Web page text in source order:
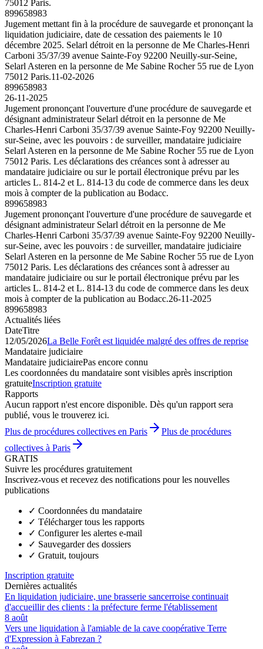
75012 Paris.
899658983
Jugement mettant fin à la procédure de sauvegarde et prononçant la
liquidation judiciaire, date de cessation des paiements le 10
décembre 2025. Selarl détroit en la personne de Me Charles-Henri
Carboni 35/37/39 avenue Sainte-Foy 92200 Neuilly-sur-Seine,
Selarl Asteren en la personne de Me Sabine Rocher 55 rue de Lyon
75012 Paris.11-02-2026
899658983
26-11-2025
Jugement prononçant l'ouverture d'une procédure de sauvegarde et
désignant administrateur Selarl détroit en la personne de Me
Charles-Henri Carboni 35/37/39 avenue Sainte-Foy 92200 Neuilly-
sur-Seine, avec les pouvoirs : de surveiller, mandataire judiciaire
Selarl Asteren en la personne de Me Sabine Rocher 55 rue de Lyon
75012 Paris. Les déclarations des créances sont à adresser au
mandataire judiciaire ou sur le portail électronique prévu par les
articles L. 814-2 et L. 814-13 du code de commerce dans les deux
mois à compter de la publication au Bodacc.
899658983
Jugement prononçant l'ouverture d'une procédure de sauvegarde et
désignant administrateur Selarl détroit en la personne de Me
Charles-Henri Carboni 35/37/39 avenue Sainte-Foy 92200 Neuilly-
sur-Seine, avec les pouvoirs : de surveiller, mandataire judiciaire
Selarl Asteren en la personne de Me Sabine Rocher 55 rue de Lyon
75012 Paris. Les déclarations des créances sont à adresser au
mandataire judiciaire ou sur le portail électronique prévu par les
articles L. 814-2 et L. 814-13 du code de commerce dans les deux
mois à compter de la publication au Bodacc.26-11-2025
899658983
Actualités liées
DateTitre
12/05/2026La Belle Forêt est liquidée malgré des offres de reprise
Mandataire judiciaire
Mandataire judiciairePas encore connu
Les coordonnées du mandataire sont visibles après inscription
gratuiteInscription gratuite
Rapports
Aucun rapport n'est encore disponible. Dès qu'un rapport sera
publié, vous le trouverez ici.
Plus de procédures collectives en Paris
Plus de procédures
collectives à Paris
GRATIS
Suivre les procédures gratuitement
Inscrivez-vous et recevez des notifications pour les nouvelles
publications
✓ Coordonnées du mandataire
✓ Télécharger tous les rapports
✓ Configurer les alertes e-mail
✓ Sauvegarder des dossiers
✓ Gratuit, toujours
Inscription gratuite
Dernières actualités
En liquidation judiciaire, une brasserie sancerroise continuait
d'accueillir des clients : la préfecture ferme l'établissement
8 août
Vers une liquidation à l'amiable de la cave coopérative Terre
d'Expression à Fabrezan ?